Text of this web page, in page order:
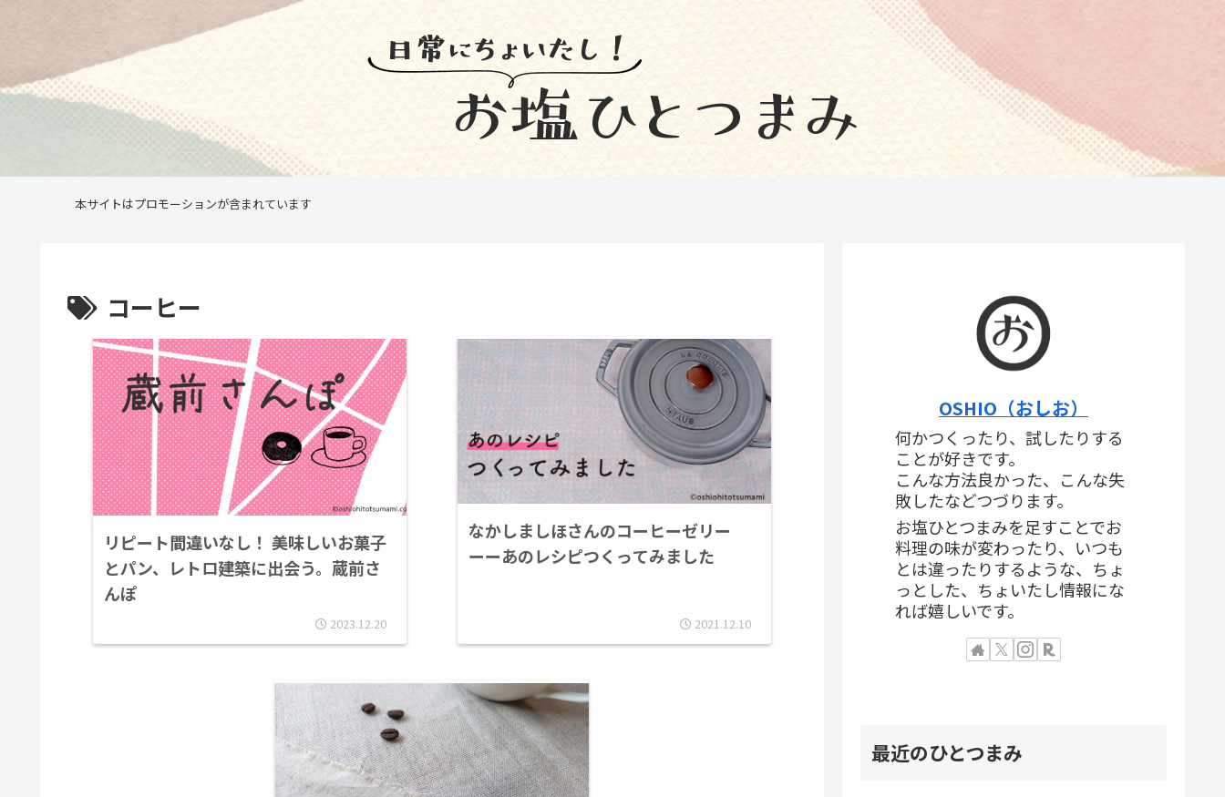
本サイトはプロモーションが含まれています
コーヒー
リピート間違いなし！ 美味しいお菓子
とパン、レトロ建築に出会う。蔵前さ
んぽ
2023.12.20
なかしましほさんのコーヒーゼリー
ーーあのレシピつくってみました
2021.12.10
OSHIO（おしお）
何かつくったり、試したりする
ことが好きです。
こんな方法良かった、こんな失
敗したなどつづります。
お塩ひとつまみを足すことでお
料理の味が変わったり、いつも
とは違ったりするような、ちょ
っとした、ちょいたし情報にな
れば嬉しいです。
最近のひとつまみ